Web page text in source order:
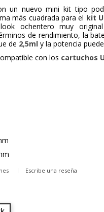
un nuevo mini kit tipo
más cuadrada para el kit
ochentero muy
de rendimiento, la
de 2,5ml y la potencia
con los cartuchos
Escribe una reseña